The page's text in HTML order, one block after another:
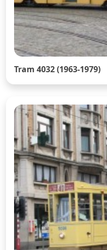
Tram 4032 (1963-1979)